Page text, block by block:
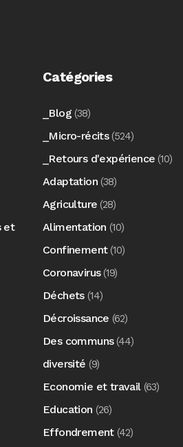
et
Catégories
_Blog (38)
_Micro-récits(524)
_Retours d'expérience (10)
Adaptation (38)
Agriculture (28)
Alimentation (10)
Confinement(10)
Coronavirus(19)
Déchets(14)
Décroissance (62)
Des communs(44)
diversité (9)
Economie et travail(63)
Education (26)
Effondrement(42)